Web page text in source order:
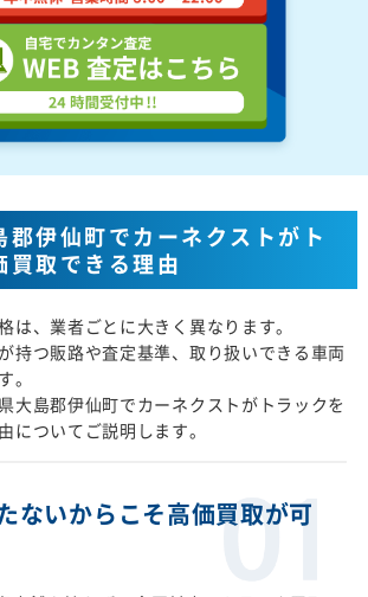
郡伊仙町でカーネクストがト
買取できる理由
は、業者ごとに大きく異なります。
持つ販路や査定基準、取り扱いできる車両
。
大島郡伊仙町でカーネクストがトラックを
についてご説明します。
ないからこそ高価買取が可